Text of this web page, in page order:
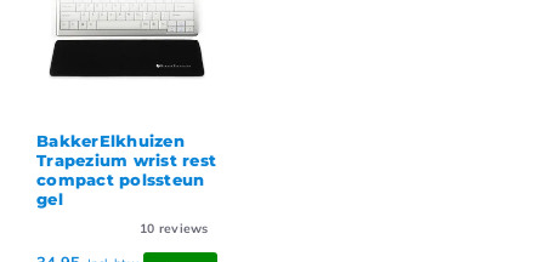
BakkerElkhuizen
Trapezium wrist rest
compact polssteun
gel
10 reviews